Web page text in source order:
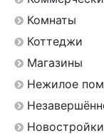
Комнаты
Коттеджи
Магазины
Нежилое
Новостройки